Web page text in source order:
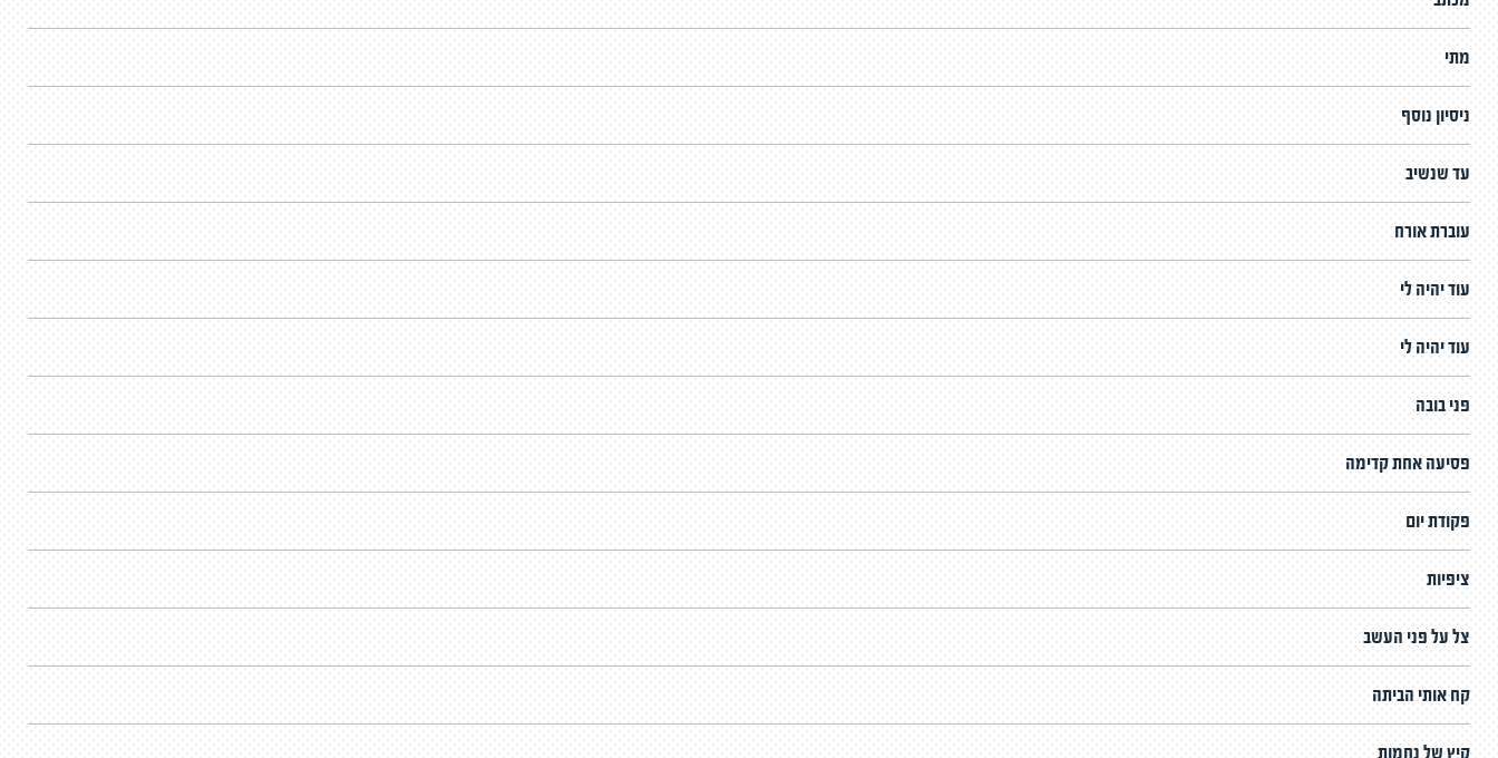
מתי
ניסיון נוסף
עד שנשיב
עוברת אורח
עוד יהיה לי
עוד יהיה לי
פני בובה
פסיעה אחת קדימה
פקודת יום
ציפיות
צל על פני העשב
קח אותי הביתה